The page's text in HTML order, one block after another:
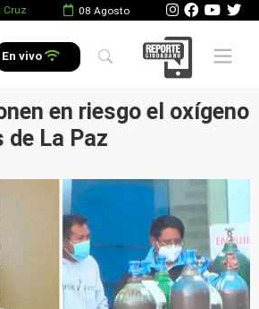
Cruz 08 Agosto
En vivo Mobile
en riesgo el oxígeno
La Paz